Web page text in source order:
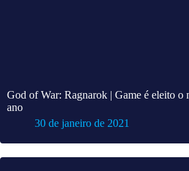
God of War: Ragnarok | Game é eleito o
ano
30 de janeiro de 2021